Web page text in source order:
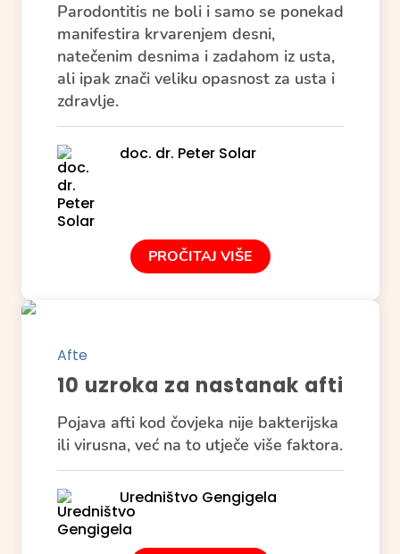
Parodontitis ne boli i samo se ponekad
manifestira krvarenjem desni,
natečenim desnima i zadahom iz usta,
ali ipak znači veliku opasnost za usta i
zdravlje.
doc. dr. Peter Solar
PROČITAJ VIŠE
Afte
10 uzroka za nastanak afti
Pojava afti kod čovjeka nije bakterijska
ili virusna, već na to utječe više faktora.
Uredništvo Gengigela